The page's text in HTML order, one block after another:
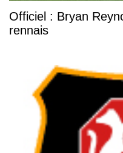
Officiel : Bryan
rennais